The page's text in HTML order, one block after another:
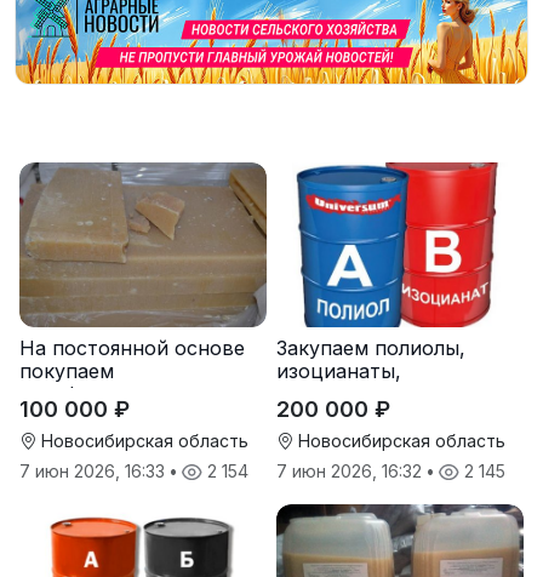
На постоянной основе
покупаем
парафиносодержащие
продукты
100 000 ₽
Новосибирская область
7 июн 2026, 16:33 • 2 154
Закупаем полиолы,
изоцианаты,
пенополиуретана (ППУ)
200 000 ₽
Новосибирская область
7 июн 2026, 16:32 • 2 145